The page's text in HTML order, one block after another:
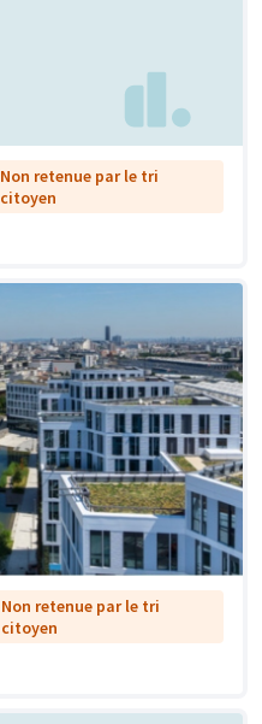
Non retenue par le tri
citoyen
Non retenue par le tri
citoyen